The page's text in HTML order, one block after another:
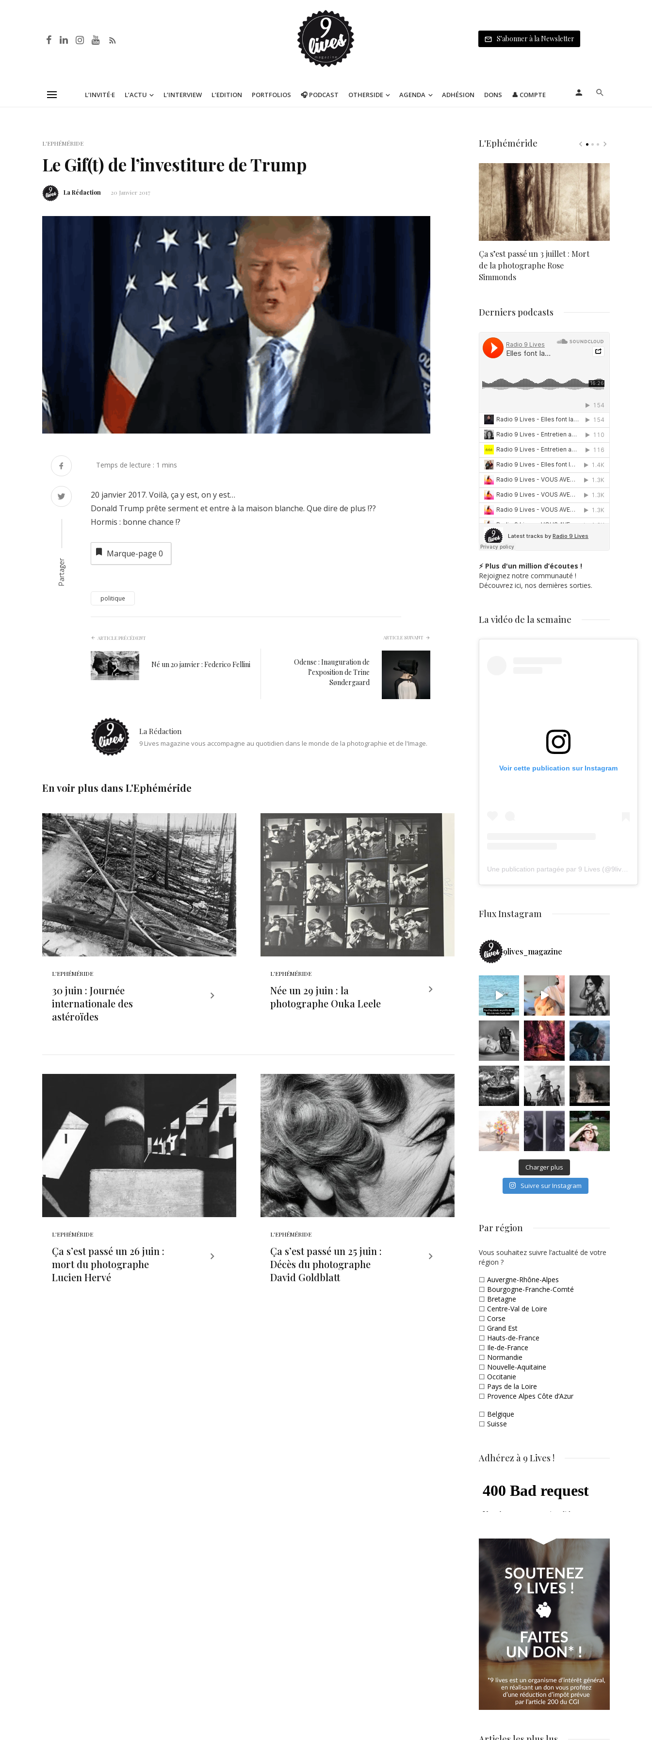
S'abonner à la Newsletter
L’INVITÉ·E L’ACTU L’INTERVIEW L’EDITION PORTFOLIOS 🎧 PODCAST OTHERSIDE AGENDA ADHÉSION DONS 👤 COMPTE
L'EPHÉMÉRIDE
Le Gif(t) de l’investiture de Trump
La Rédaction 20 Janvier 2017
Partager
20 janvier 2017. Voilà, ça y est, on y est…
Donald Trump prête serment et entre à la maison blanche. Que dire de plus !??
Hormis : bonne chance !?
Marque-page 0
politique
ARTICLE PRÉCÉDENT
Né un 20 janvier : Federico Fellini
ARTICLE SUIVANT
Odense : Inauguration de
l’exposition de Trine
Søndergaard
La Rédaction
9 Lives magazine vous accompagne au quotidien dans le monde de la photographie et de l'Image.
En voir plus dans L'Ephéméride
L'EPHÉMÉRIDE
30 juin : Journée
internationale des
astéroïdes
L'EPHÉMÉRIDE
Née un 29 juin : la
photographe Ouka Leele
L'EPHÉMÉRIDE
Ça s’est passé un 26 juin :
mort du photographe
Lucien Hervé
L'EPHÉMÉRIDE
Ça s’est passé un 25 juin :
Décès du photographe
David Goldblatt
L'Ephéméride
Né un 2 juillet : André Kertész
Ça s’est passé un 3 juillet : Mort
de la photographe Rose
Simmonds
Derniers podcasts
⚡ Plus d'un million d’écoutes !
Rejoignez notre communauté !
Découvrez ici, nos dernières sorties.
La vidéo de la semaine
Voir cette publication sur Instagram
Flux Instagram
9lives_magazine
Charger plus
Suivre sur Instagram
Par région
Vous souhaitez suivre l’actualité de votre
région ?
☐ Auvergne-Rhône-Alpes
☐ Bourgogne-Franche-Comté
☐ Bretagne
☐ Centre-Val de Loire
☐ Corse
☐ Grand Est
☐ Hauts-de-France
☐ Ile-de-France
☐ Normandie
☐ Nouvelle-Aquitaine
☐ Occitanie
☐ Pays de la Loire
☐ Provence Alpes Côte d’Azur
☐ Belgique
☐ Suisse
Adhérez à 9 Lives !